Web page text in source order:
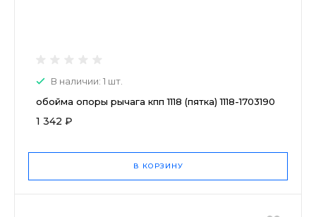
В наличии: 1 шт.
обойма опоры рычага кпп 1118 (пятка) 1118-1703190
1 342 ₽
В КОРЗИНУ